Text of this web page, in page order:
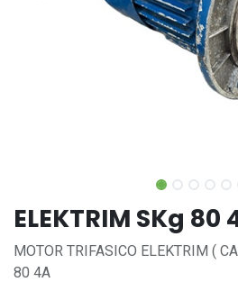
ELEKTRIM SKg 80
MOTOR TRIFASICO ELEKTRIM (
80 4A